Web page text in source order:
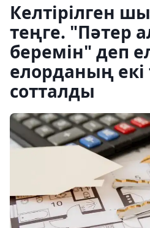
Келтірілген
теңге. "Пәтер
беремін" деп
елорданың
сотталды